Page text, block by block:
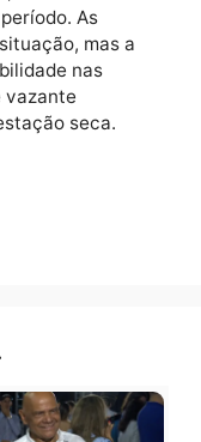
e possíveis
da região
a situação, mas a